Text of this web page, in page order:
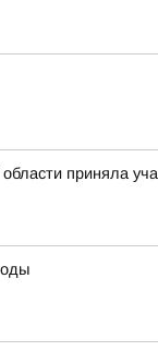
приняла